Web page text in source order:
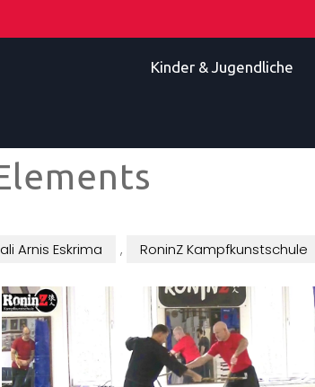
Kinder & Jugendliche
Arnis Eskrima , RoninZ Kampfkunstschule